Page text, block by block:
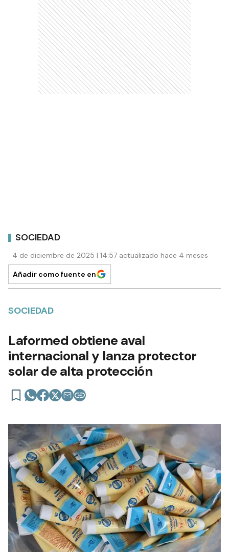
SOCIEDAD
4 de diciembre de 2025 | 14:57 actualizado hace 4 meses
Añadir como fuente en
SOCIEDAD
Laformed obtiene aval
internacional y lanza protector
solar de alta protección